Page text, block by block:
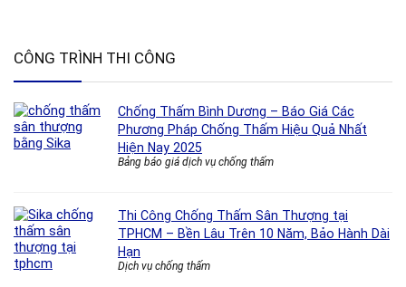
CÔNG TRÌNH THI CÔNG
Chống Thấm Bình Dương – Báo Giá Các
Phương Pháp Chống Thấm Hiệu Quả Nhất
Hiện Nay 2025
Bảng báo giá dịch vụ chống thấm
Thi Công Chống Thấm Sân Thượng tại
TPHCM – Bền Lâu Trên 10 Năm, Bảo Hành Dài
Hạn
Dịch vụ chống thấm